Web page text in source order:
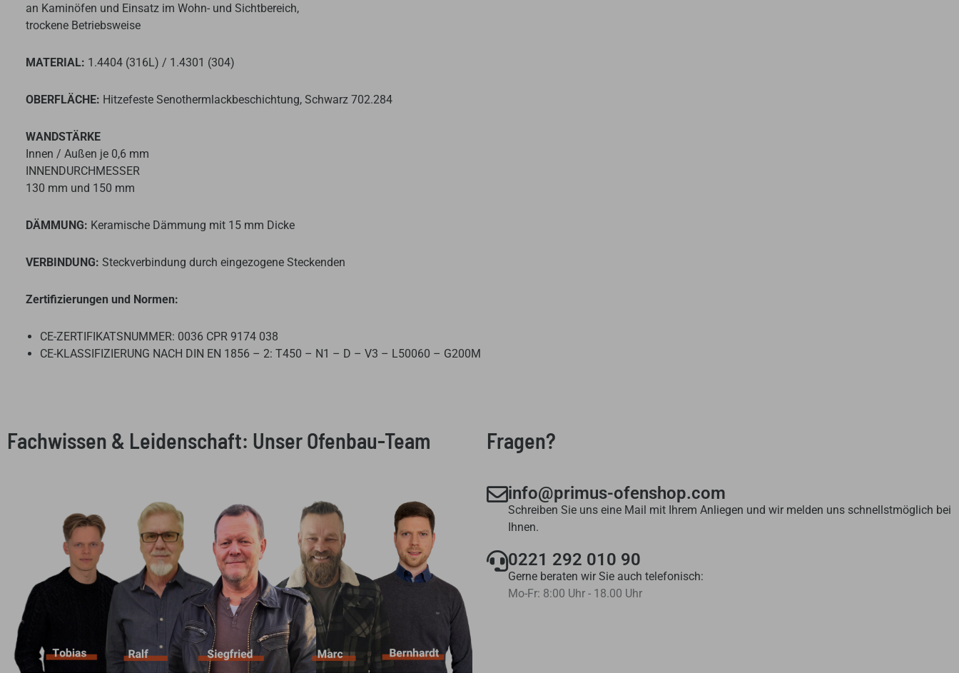
an Kaminöfen und Einsatz im Wohn- und Sichtbereich,
trockene Betriebsweise
MATERIAL: 1.4404 (316L) / 1.4301 (304)
OBERFLÄCHE: Hitzefeste Senothermlackbeschichtung, Schwarz 702.284
WANDSTÄRKE
Innen / Außen je 0,6 mm
INNENDURCHMESSER
130 mm und 150 mm
DÄMMUNG: Keramische Dämmung mit 15 mm Dicke
VERBINDUNG: Steckverbindung durch eingezogene Steckenden
Zertifizierungen und Normen:
CE-ZERTIFIKATSNUMMER: 0036 CPR 9174 038
CE-KLASSIFIZIERUNG NACH DIN EN 1856 – 2: T450 – N1 – D – V3 – L50060 – G200M
Fachwissen & Leidenschaft: Unser Ofenbau-Team Fragen?
info@primus-ofenshop.com
Schreiben Sie uns eine Mail mit Ihrem Anliegen und wir melden uns schnellstmöglich bei
Ihnen.
0221 292 010 90
Gerne beraten wir Sie auch telefonisch:
Mo-Fr: 8:00 Uhr - 18.00 Uhr